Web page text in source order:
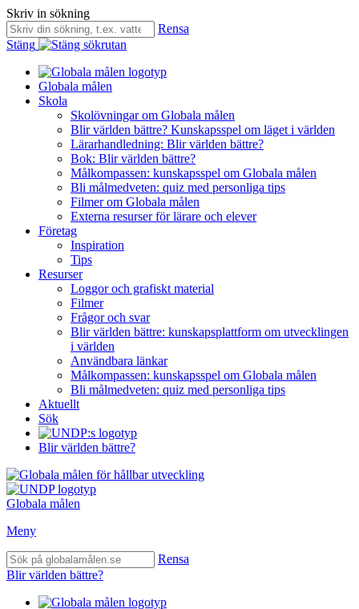
Skriv in sökning
Rensa
Stäng
Globala målen
Skola
Skolövningar om Globala målen
Blir världen bättre? Kunskapsspel om läget i världen
Lärarhandledning: Blir världen bättre?
Bok: Blir världen bättre?
Målkompassen: kunskapsspel om Globala målen
Bli målmedveten: quiz med personliga tips
Filmer om Globala målen
Externa resurser för lärare och elever
Företag
Inspiration
Tips
Resurser
Loggor och grafiskt material
Filmer
Frågor och svar
Blir världen bättre: kunskapsplattform om utvecklingen
i världen
Användbara länkar
Målkompassen: kunskapsspel om Globala målen
Bli målmedveten: quiz med personliga tips
Aktuellt
Sök
Blir världen bättre?
Globala målen
Meny
Rensa
Blir världen bättre?